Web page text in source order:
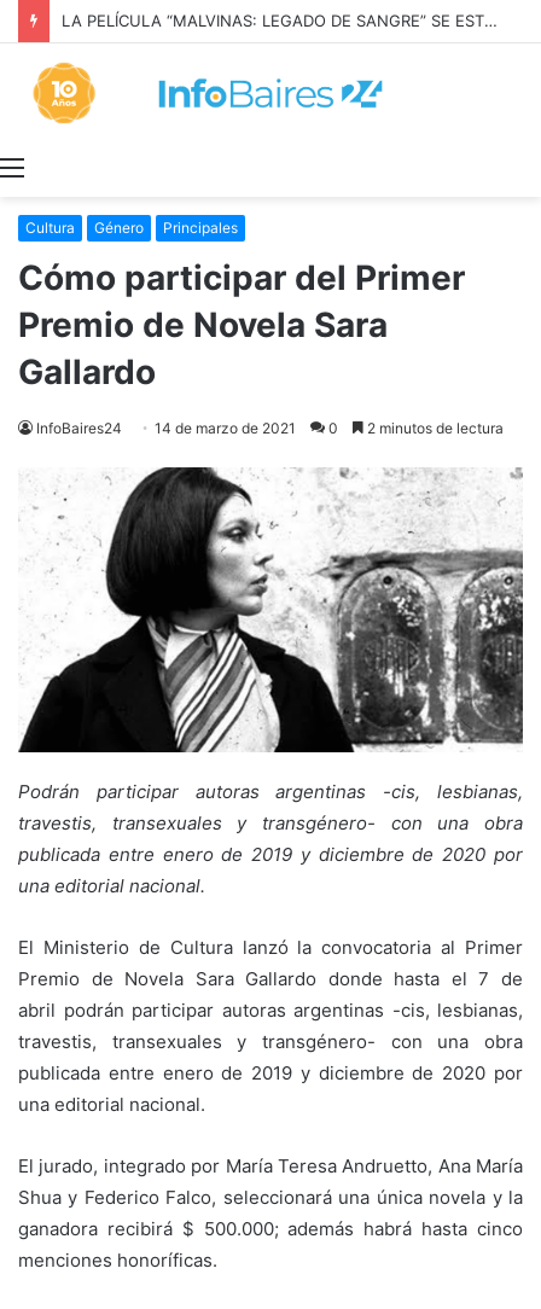
LA PELÍCULA “MALVINAS: LEGADO DE SANGRE” SE ESTRENARÁ EN PRIME VIDEO
Cultura Género Principales
Cómo participar del Primer
Premio de Novela Sara
Gallardo
InfoBaires24 14 de marzo de 2021 0 2 minutos de lectura
Podrán participar autoras argentinas -cis, lesbianas,
travestis, transexuales y transgénero- con una obra
publicada entre enero de 2019 y diciembre de 2020 por
una editorial nacional.
El Ministerio de Cultura lanzó la convocatoria al Primer
Premio de Novela Sara Gallardo donde hasta el 7 de
abril podrán participar autoras argentinas -cis, lesbianas,
travestis, transexuales y transgénero- con una obra
publicada entre enero de 2019 y diciembre de 2020 por
una editorial nacional.
El jurado, integrado por María Teresa Andruetto, Ana María
Shua y Federico Falco, seleccionará una única novela y la
ganadora recibirá $ 500.000; además habrá hasta cinco
menciones honoríficas.